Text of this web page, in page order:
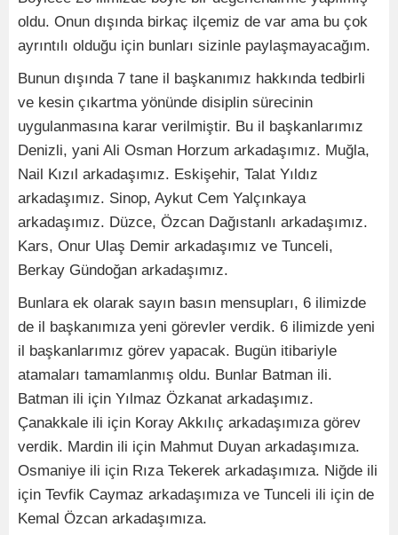
oldu. Onun dışında birkaç ilçemiz de var ama bu çok
ayrıntılı olduğu için bunları sizinle paylaşmayacağım.
Bunun dışında 7 tane il başkanımız hakkında tedbirli
ve kesin çıkartma yönünde disiplin sürecinin
uygulanmasına karar verilmiştir. Bu il başkanlarımız
Denizli, yani Ali Osman Horzum arkadaşımız. Muğla,
Nail Kızıl arkadaşımız. Eskişehir, Talat Yıldız
arkadaşımız. Sinop, Aykut Cem Yalçınkaya
arkadaşımız. Düzce, Özcan Dağıstanlı arkadaşımız.
Kars, Onur Ulaş Demir arkadaşımız ve Tunceli,
Berkay Gündoğan arkadaşımız.
Bunlara ek olarak sayın basın mensupları, 6 ilimizde
de il başkanımıza yeni görevler verdik. 6 ilimizde yeni
il başkanlarımız görev yapacak. Bugün itibariyle
atamaları tamamlanmış oldu. Bunlar Batman ili.
Batman ili için Yılmaz Özkanat arkadaşımız.
Çanakkale ili için Koray Akkılıç arkadaşımıza görev
verdik. Mardin ili için Mahmut Duyan arkadaşımıza.
Osmaniye ili için Rıza Tekerek arkadaşımıza. Niğde ili
için Tevfik Caymaz arkadaşımıza ve Tunceli ili için de
Kemal Özcan arkadaşımıza.